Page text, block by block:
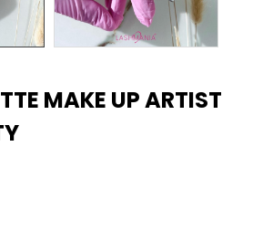
MAKE UP ARTIST